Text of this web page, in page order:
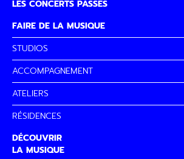
LES CONCERTS PASSÉS
FAIRE DE LA MUSIQUE
STUDIOS
ACCOMPAGNEMENT
ATELIERS
RÉSIDENCES
DÉCOUVRIR
LA MUSIQUE